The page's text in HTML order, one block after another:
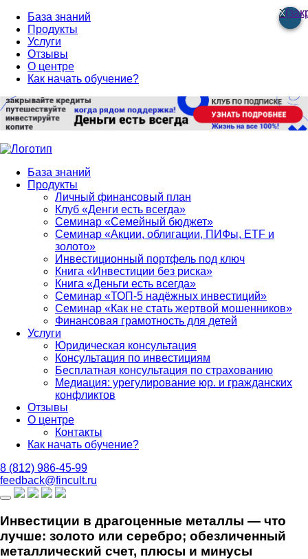
База знаний
Продукты
Услуги
Отзывы
О центре
Как начать обучение?
База знаний
Продукты
Личный финансовый план
Клуб «Денги есть всегда»
Семинар «Семейный бюджет»
Семинар «Акции, облигации, ПИФы, ETF и
золото»
Инвестиционный портфель под ключ
Книга «Инвестиции без риска»
Книга «Деньги есть всегда»
Семинар «ТОП-5 надёжных инвестиций»
Семинар «Как не стать жертвой мошенников»
Финансовая грамотность для детей
Услуги
Юридическая консультация
Консультация по инвестициям
Бесплатная консультация по страхованию
Медиация: урегулирование юр. и гражданских
конфликтов
Отзывы
О центре
Контакты
Как начать обучение?
8 (812) 986-45-99
feedback@fincult.ru
Инвестиции в драгоценные металлы — что
лучше: золото или серебро; обезличенный
металлический счет, плюсы и минусы